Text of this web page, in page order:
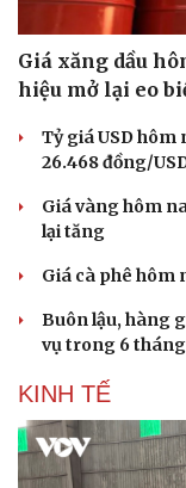
Giá xăng dầu
hiệu mở lại eo
Tỷ giá USD hôm
26.468 đồng/
Giá vàng hôm
lại tăng
Giá cà phê hôm
Buôn lậu, hàng
vụ trong 6 tháng
KINH TẾ